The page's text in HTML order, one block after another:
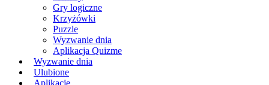
Gry logiczne
Krzyżówki
Puzzle
Wyzwanie dnia
Aplikacja Quizme
Wyzwanie dnia
Ulubione
Aplikacje